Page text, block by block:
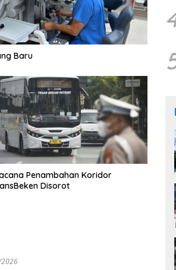
Baru
Penambahan Koridor
Disorot